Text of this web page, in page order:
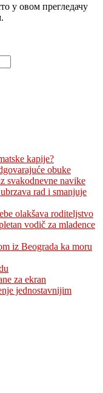
у овом прегледачу
kapije?
obuke
svakodnevne navike
rad i smanjuje
olakšava roditeljstvo
vodič za mladence
iz Beograda ka moru
za ekran
jednostavnijim